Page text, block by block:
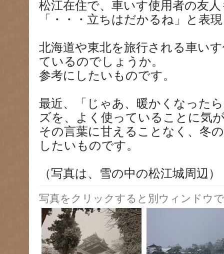
松江在住で、車いす使用者の友人
「・・・立ちはだかるね」と表
北海道や東北を旅行される車い
ているのでしょうか。
参考にしたいものです。
最近、「じゃあ、暖かくなった
ズを、よく使っていることに気
その言葉に甘えることなく、冬
したいものです。
（写真は、雪の中の松江城周辺）
写真をクリックすると別ウィンドウ